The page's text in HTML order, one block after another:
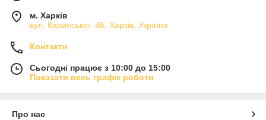
м. Харків
вул. Каринської, 46, Харків, Україна
Контакти
Сьогодні працює з 10:00 до 15:00
Показати весь графік роботи
Про нас